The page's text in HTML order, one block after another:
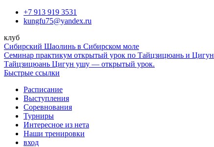
Перейти+7 913 919 3531
kungfu75@yandex.ru
клуб
Сибирский Шаолинь в Сибирском моле
Семинар практикум открытый урок по Тайцзицюань и Цигун
Тайцзицюань Цигун ушу — открытый урок.
Быстрые ссылки
Расписание
Выступления
Соревнования
Турниры
Интересное из нета
Наши тренировки
вход